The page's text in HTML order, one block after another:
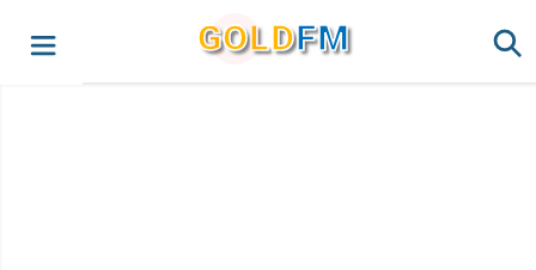
GOLDFM